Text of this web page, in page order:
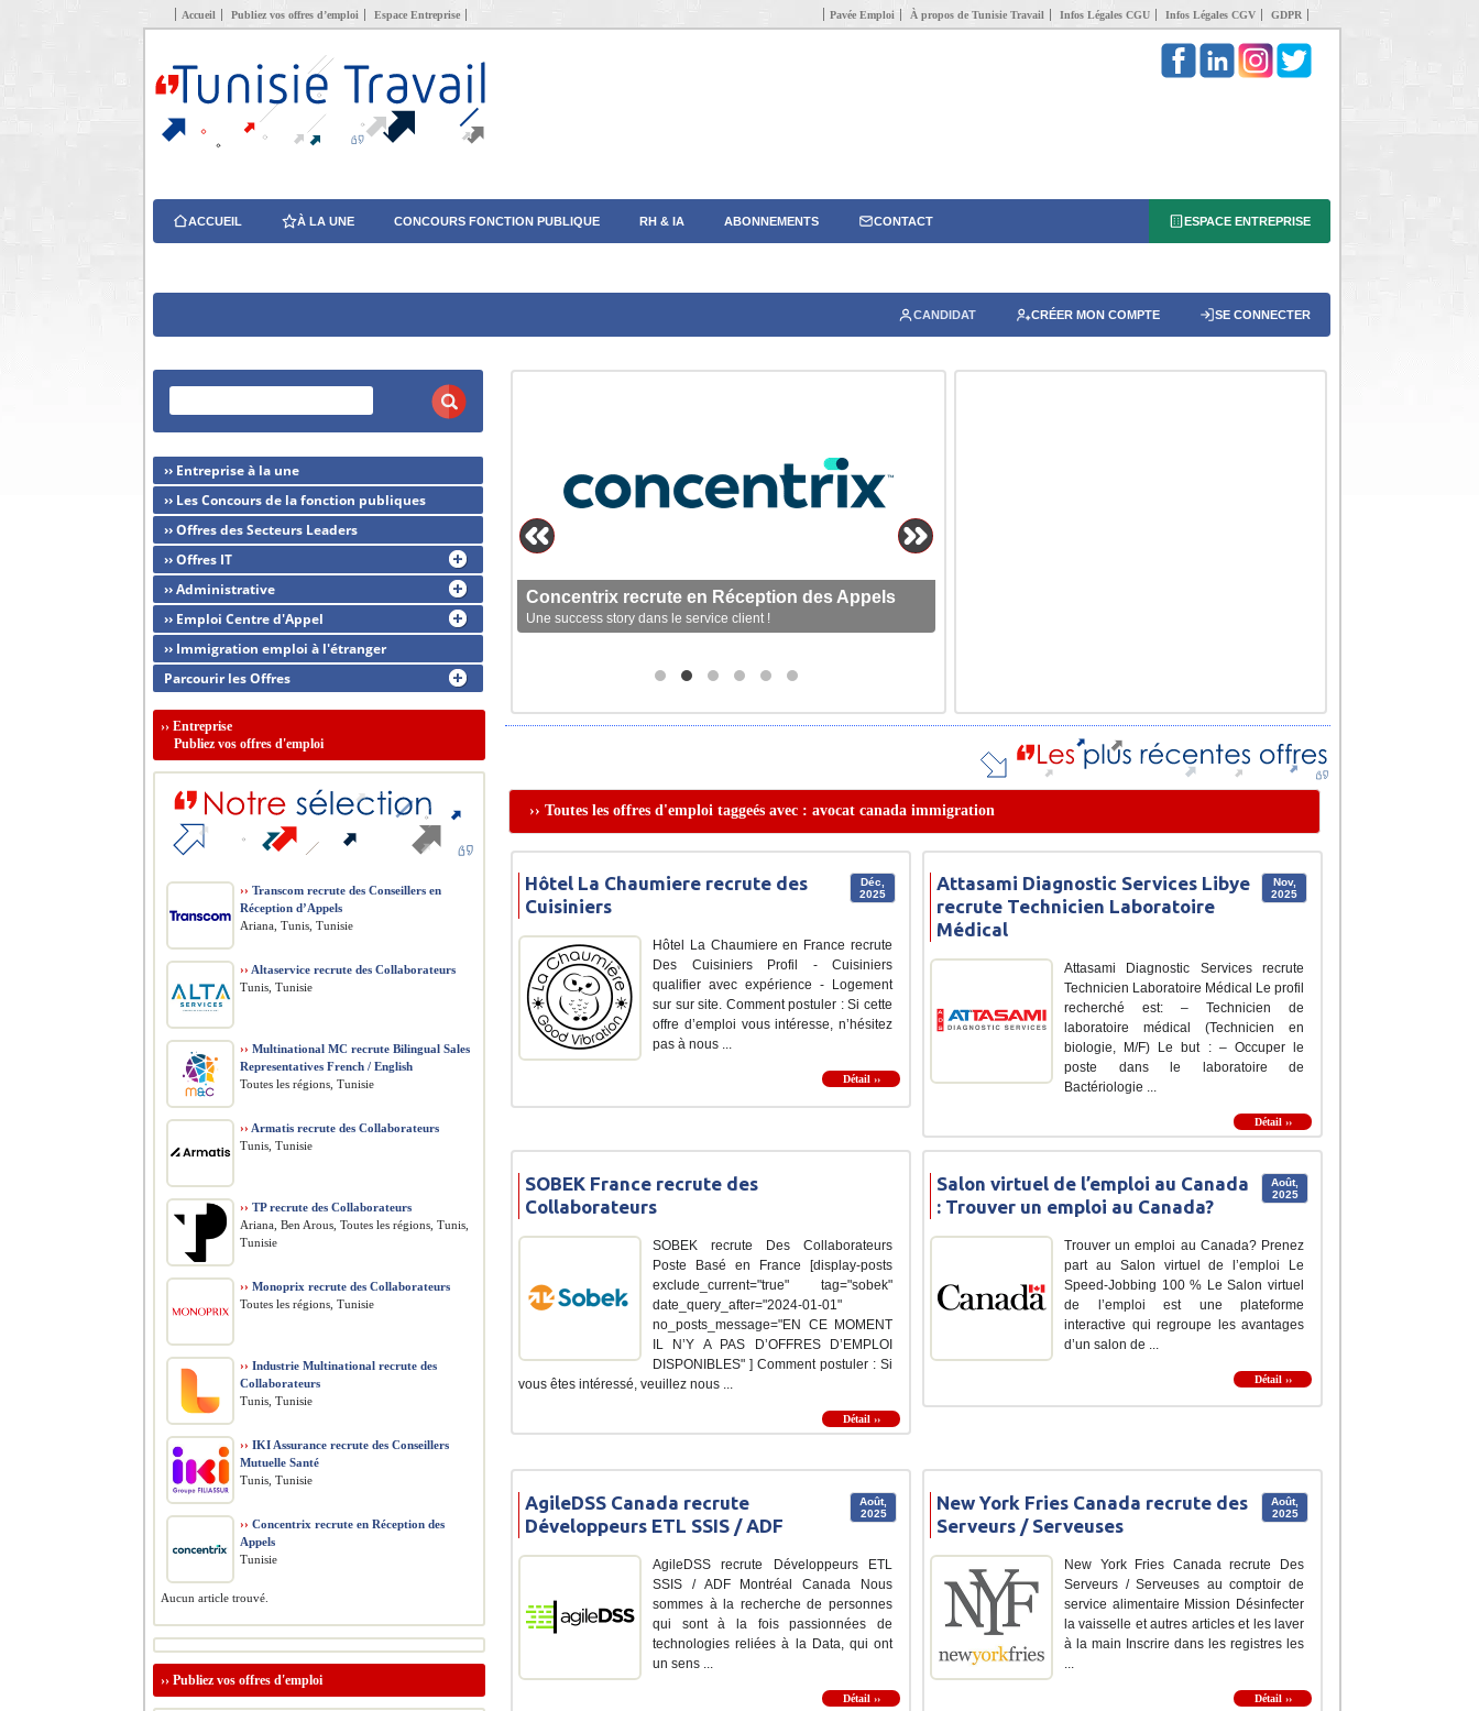
Accueil Publiez vos offres d’emploi Espace Entreprise Pavée Emploi À propos de Tunisie Travail Infos Légales CGU Infos Légales CGV GDPR
ACCUEIL À LA UNE CONCOURS FONCTION PUBLIQUE RH & IA ABONNEMENTS CONTACT ESPACE ENTREPRISE
CANDIDAT CRÉER MON COMPTE SE CONNECTER
Concentrix recrute en Réception des Appels
Une success story dans le service client !
›› Toutes les offres d'emploi taggeés avec : avocat canada immigration
Déc,
2025
Hôtel La Chaumiere recrute des
Cuisiniers
Hôtel La Chaumiere en France recrute
Des Cuisiniers Profil - Cuisiniers
qualifier avec expérience - Logement
sur sur site. Comment postuler : Si cette
offre d’emploi vous intéresse, n’hésitez
pas à nous ...
Détail ››
Nov,
2025
Attasami Diagnostic Services Libye
recrute Technicien Laboratoire
Médical
Attasami Diagnostic Services recrute
Technicien Laboratoire Médical Le profil
recherché est: – Technicien de
laboratoire médical (Technicien en
biologie, M/F) Le but : – Occuper le
poste dans le laboratoire de
Bactériologie ...
Détail ››
SOBEK France recrute des
Collaborateurs
SOBEK recrute Des Collaborateurs
Poste Basé en France [display-posts
exclude_current="true" tag="sobek"
date_query_after="2024-01-01"
no_posts_message="EN CE MOMENT
IL N’Y A PAS D’OFFRES D’EMPLOI
DISPONIBLES" ] Comment postuler : Si
vous êtes intéressé, veuillez nous ...
Détail ››
Août,
2025
Salon virtuel de l’emploi au Canada
: Trouver un emploi au Canada?
Trouver un emploi au Canada? Prenez
part au Salon virtuel de l’emploi Le
Speed-Jobbing 100 % Le Salon virtuel
de l’emploi est une plateforme
interactive qui regroupe les avantages
d’un salon de ...
Détail ››
Août,
2025
AgileDSS Canada recrute
Développeurs ETL SSIS / ADF
AgileDSS recrute Développeurs ETL
SSIS / ADF Montréal Canada Nous
sommes à la recherche de personnes
qui sont à la fois passionnées de
technologies reliées à la Data, qui ont
un sens ...
Détail ››
Août,
2025
New York Fries Canada recrute des
Serveurs / Serveuses
New York Fries Canada recrute Des
Serveurs / Serveuses au comptoir de
service alimentaire Mission Désinfecter
la vaisselle et autres articles et les laver
à la main Inscrire dans les registres les
...
Détail ››
›› Entreprise à la une
›› Les Concours de la fonction publiques
›› Offres des Secteurs Leaders
›› Offres IT
›› Administrative
›› Emploi Centre d'Appel
›› Immigration emploi à l'étranger
Parcourir les Offres
›› Entreprise
Publiez vos offres d'emploi
›› Transcom recrute des Conseillers en
Réception d’Appels
Ariana, Tunis, Tunisie
›› Altaservice recrute des Collaborateurs
Tunis, Tunisie
›› Multinational MC recrute Bilingual Sales
Representatives French / English
Toutes les régions, Tunisie
›› Armatis recrute des Collaborateurs
Tunis, Tunisie
›› TP recrute des Collaborateurs
Ariana, Ben Arous, Toutes les régions, Tunis,
Tunisie
›› Monoprix recrute des Collaborateurs
Toutes les régions, Tunisie
›› Industrie Multinational recrute des
Collaborateurs
Tunis, Tunisie
›› IKI Assurance recrute des Conseillers
Mutuelle Santé
Tunis, Tunisie
›› Concentrix recrute en Réception des
Appels
Tunisie
Aucun article trouvé.
›› Publiez vos offres d'emploi